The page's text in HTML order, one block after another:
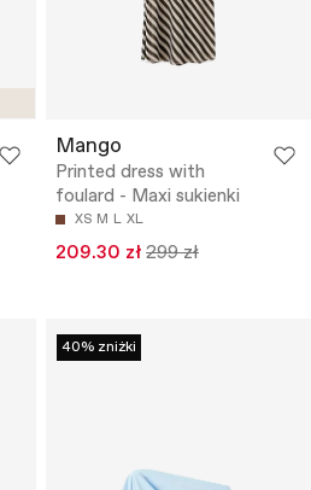
Mango
Printed dress with
foulard - Maxi sukienki
XS M L XL
209.30 zł 299 zł
40% zniżki